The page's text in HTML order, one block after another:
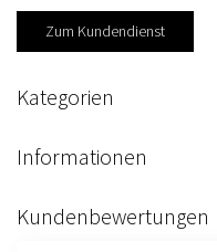
Zum Kundendienst
Kategorien
Informationen
Kundenbewertungen